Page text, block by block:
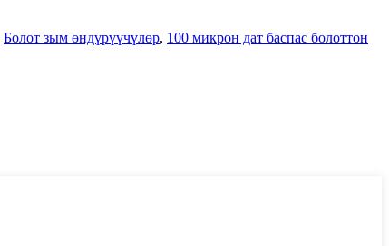
Болот зым өндүрүүчүлөр, 100 микрон дат баспас болоттон